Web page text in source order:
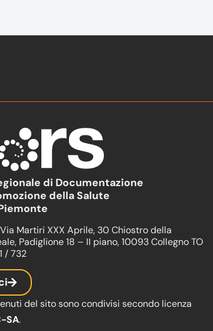
di Documentazione
della Salute
Martiri XXX Aprile, 30 Chiostro della
Padiglione 18 – II piano, 10093 Collegno TO
/ 732
del sito sono condivisi secondo licenza
SA.